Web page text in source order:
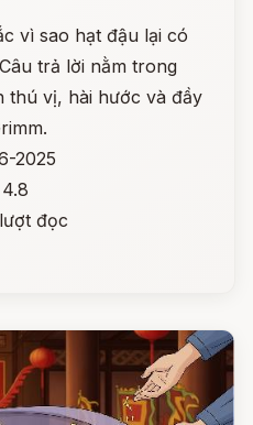
vì sao hạt đậu lại có
trả lời nằm trong
thú vị, hài hước và đầy
2025
4.8
đọc